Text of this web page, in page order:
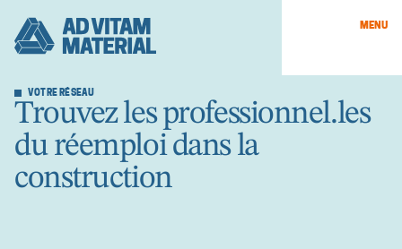
MENU
VOTRE RÉSEAU
Trouvez les professionnel.les
du réemploi dans la
construction